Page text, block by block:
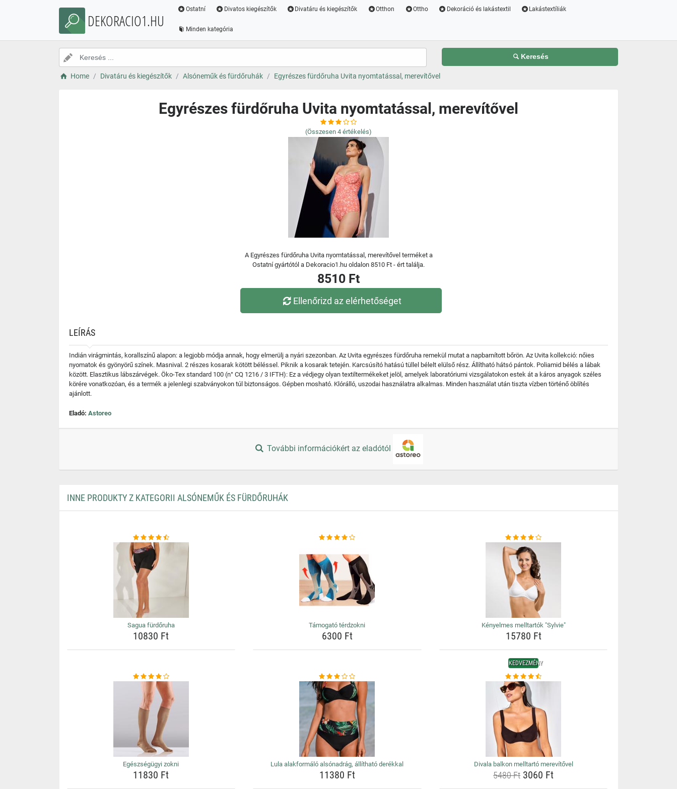
DEKORACIO1.HU
Ostatní Divatos kiegészítők Divatáru és kiegészítők Otthon Ottho Dekoráció és lakástextil Lakástextíliák
Minden kategória
Keresés
Home Divatáru és kiegészítők Alsóneműk és fürdőruhák Egyrészes fürdőruha Uvita nyomtatással, merevítővel
Egyrészes fürdőruha Uvita nyomtatással, merevítővel
(Összesen 4 értékelés)
A Egyrészes fürdőruha Uvita nyomtatással, merevítővel terméket a
Ostatní gyártótól a Dekoracio1.hu oldalon 8510 Ft - ért találja.
8510 Ft
Ellenőrizd az elérhetőséget
LEÍRÁS
Indián virágmintás, korallszínű alapon: a legjobb módja annak, hogy elmerülj a nyári szezonban. Az Uvita egyrészes fürdőruha remekül mutat a napbarnított bőrön. Az Uvita kollekció: nőies
nyomatok és gyönyörű színek. Masnival. 2 részes kosarak kötött béléssel. Piknik a kosarak tetején. Karcsúsító hatású tüllel bélelt elülső rész. Állítható hátsó pántok. Poliamid bélés a lábak
között. Elasztikus lábszárvégek. Öko-Tex standard 100 (n° CQ 1216 / 3 IFTH): Ez a védjegy olyan textiltermékeket jelöl, amelyek laboratóriumi vizsgálatokon estek át a káros anyagok széles
körére vonatkozóan, és a termék a jelenlegi szabványokon túl biztonságos. Gépben mosható. Klórálló, uszodai használatra alkalmas. Minden használat után tiszta vízben történő öblítés
ajánlott.
Eladó: Astoreo
További információkért az eladótól
INNE PRODUKTY Z KATEGORII ALSÓNEMŰK ÉS FÜRDŐRUHÁK
Sagua fürdőruha
10830 Ft
Támogató térdzokni
6300 Ft
Kényelmes melltartók "Sylvie"
15780 Ft
Egészségügyi zokni
11830 Ft
Lula alakformáló alsónadrág, állítható derékkal
11380 Ft
KEDVEZMÉNY
Divala balkon melltartó merevítővel
5480 Ft 3060 Ft